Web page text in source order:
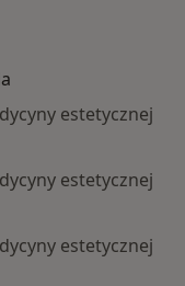
estetycznej
estetycznej
estetycznej